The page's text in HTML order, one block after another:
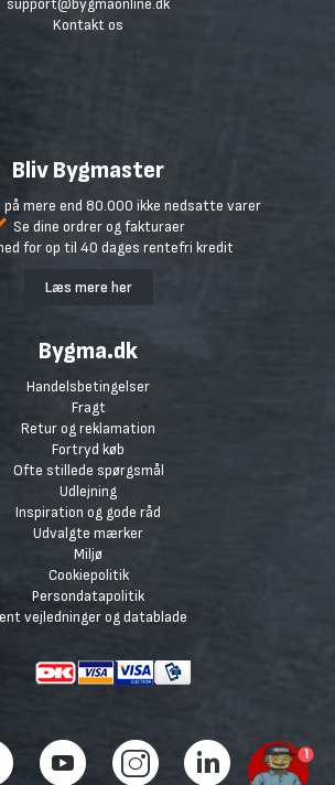
support@bygmaonline.dk
Kontakt os
Bliv Bygmaster
på mere end 80.000 ikke nedsatte varer
Se dine ordrer og fakturaer
for op til 40 dages rentefri kredit
Læs mere her
Bygma.dk
Handelsbetingelser
Fragt
Retur og reklamation
Fortryd køb
Ofte stillede spørgsmål
Udlejning
Inspiration og gode råd
Udvalgte mærker
Miljø
Cookiepolitik
Persondatapolitik
vejledninger og datablade
1